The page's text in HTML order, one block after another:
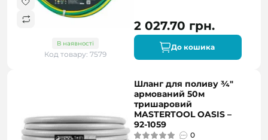
В наявності
Код товару: 7579
2 027.70 грн.
До кошика
Шланг для поливу ¾"
армований 50м
тришаровий
MASTERTOOL OASIS –
92-1059
0